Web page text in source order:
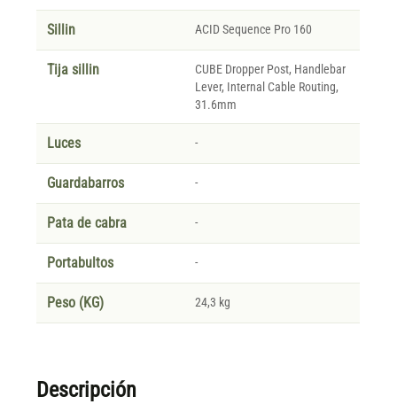
Sillin ACID Sequence Pro 160
Tija sillin
CUBE Dropper Post, Handlebar
Lever, Internal Cable Routing,
31.6mm
Luces -
Guardabarros -
Pata de cabra -
Portabultos -
Peso (KG) 24,3 kg
Descripción